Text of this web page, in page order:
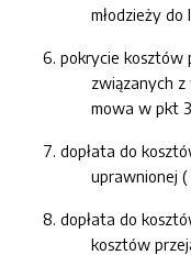
młodzieży
pokrycie kosztów
związanych
mowa w pkt
dopłata do
uprawnionej
dopłata do
kosztów